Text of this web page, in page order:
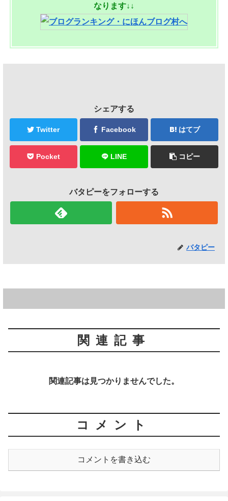
なります↓↓
シェアする
Twitter Facebook はてブ
Pocket LINE コピー
バタピーをフォローする
バタピー
関連記事
関連記事は見つかりませんでした。
コメント
コメントを書き込む